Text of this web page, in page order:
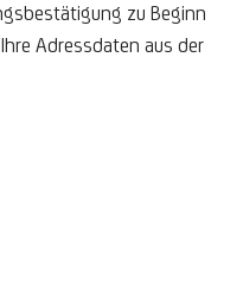
zu Beginn
Adressdaten aus der